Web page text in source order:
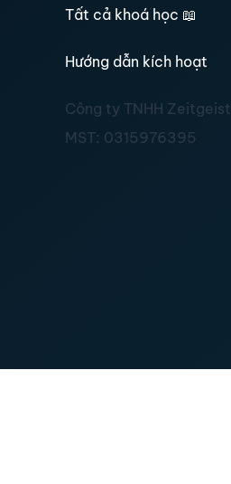
Tất cả khoá học 📖
Hướng dẫn kích hoạt
Công ty TNHH Zeitgeist
MST: 0315976395